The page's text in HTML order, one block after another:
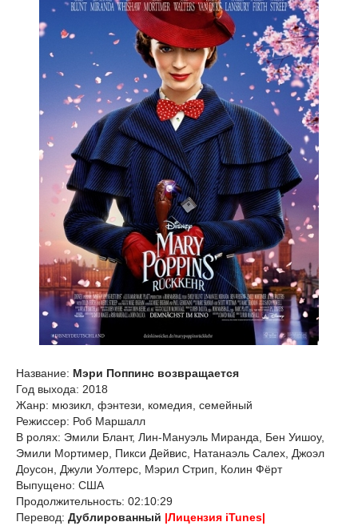
Название: Мэри Поппинс возвращается
Год выхода: 2018
Жанр: мюзикл, фэнтези, комедия, семейный
Режиссер: Роб Маршалл
В ролях: Эмили Блант, Лин-Мануэль Миранда, Бен Уишоу,
Эмили Мортимер, Пикси Дейвис, Натанаэль Салех, Джоэл
Доусон, Джули Уолтерс, Мэрил Стрип, Колин Фёрт
Выпущено: США
Продолжительность: 02:10:29
Перевод: Дублированный |Лицензия iTunes|